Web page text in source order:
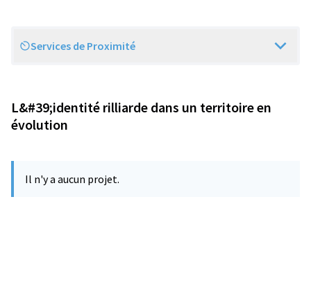
Scope
Services de Proximité
L&#39;identité rilliarde dans un territoire en
évolution
Il n'y a aucun projet.